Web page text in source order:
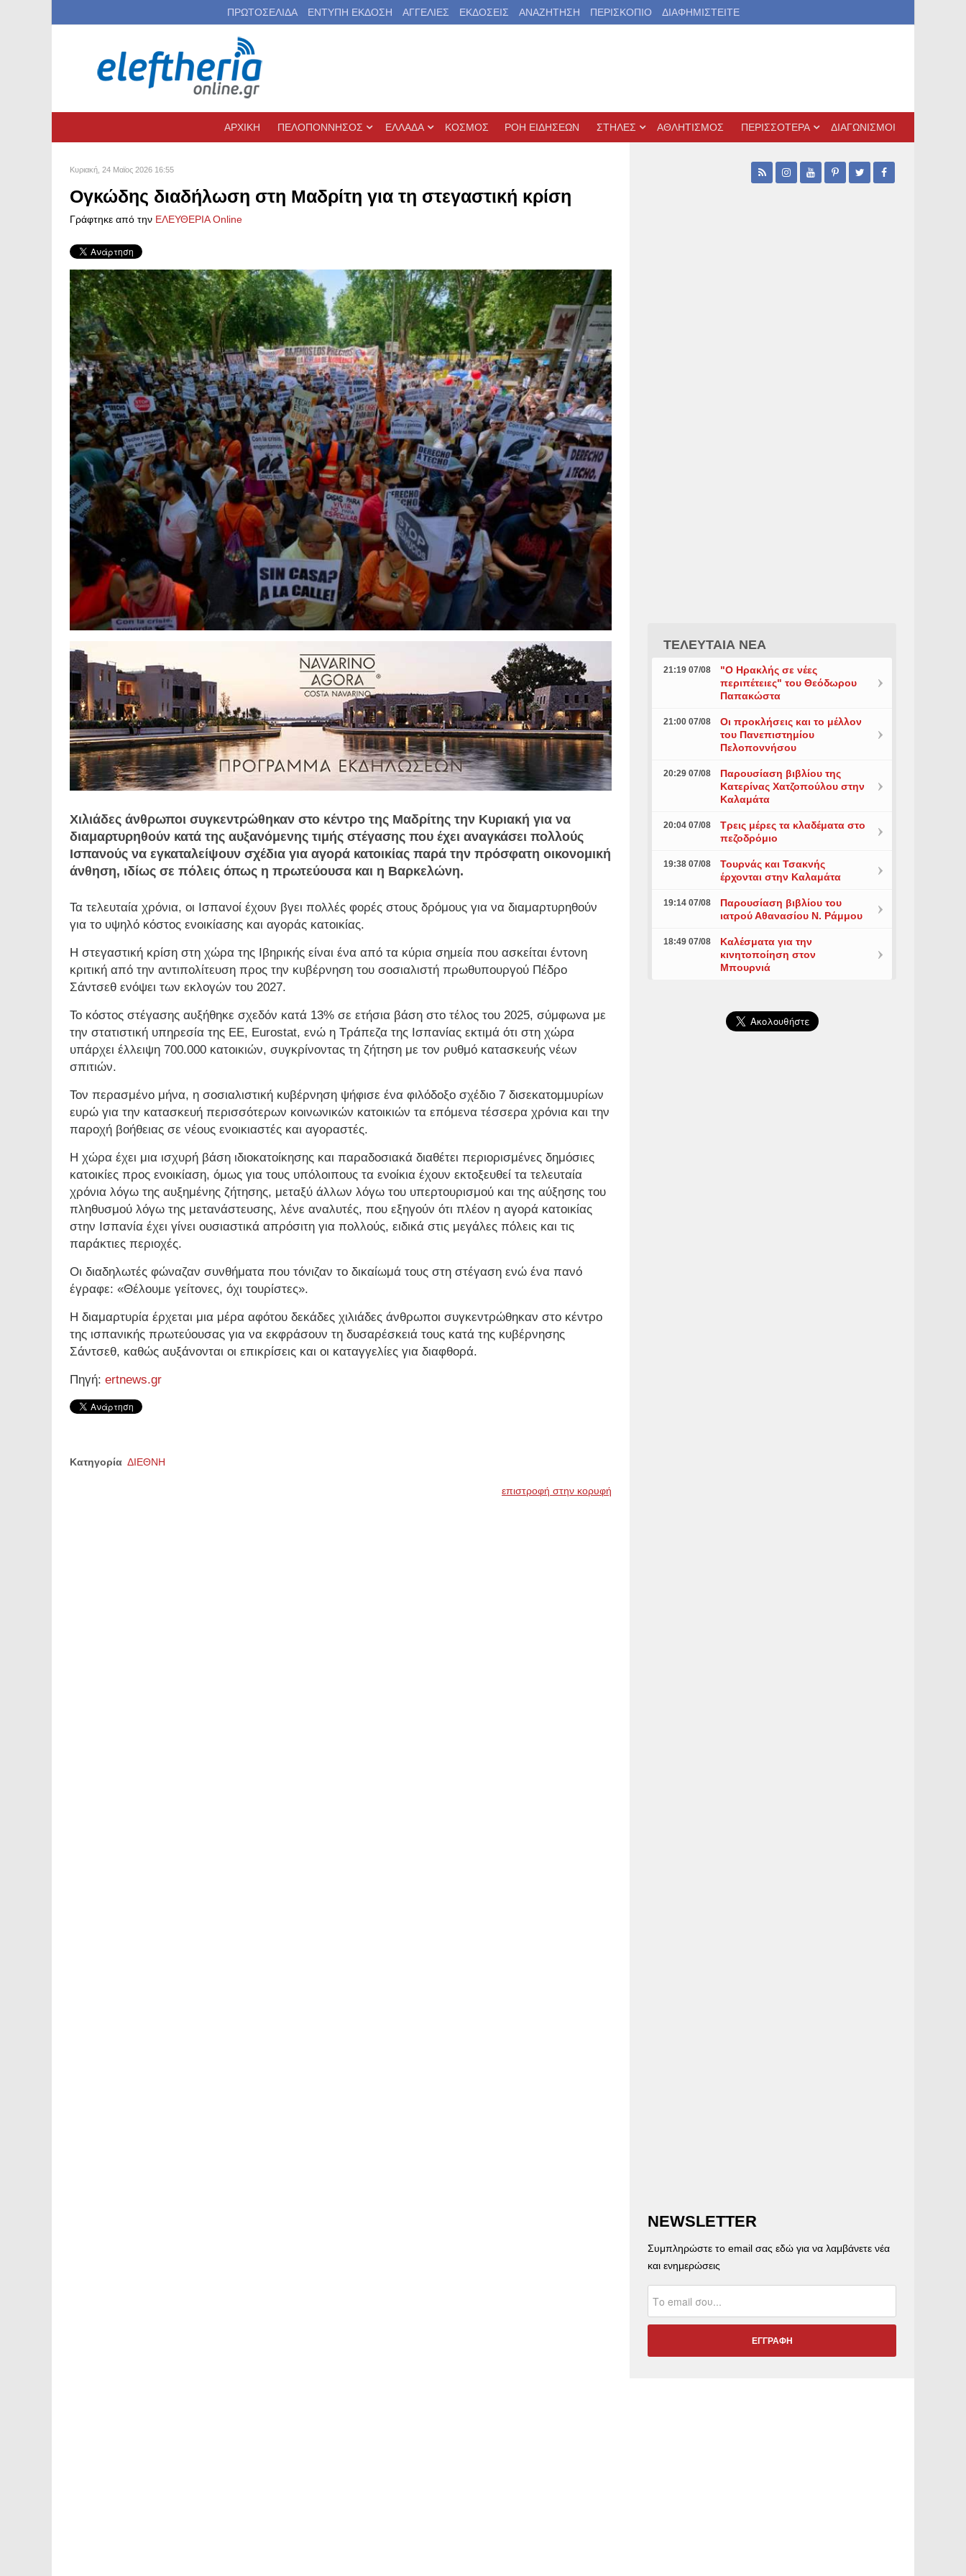
ΠΡΩΤΟΣΕΛΙΔΑ ΕΝΤΥΠΗ ΕΚΔΟΣΗ ΑΓΓΕΛΙΕΣ ΕΚΔΟΣΕΙΣ ΑΝΑΖΗΤΗΣΗ ΠΕΡΙΣΚΟΠΙΟ ΔΙΑΦΗΜΙΣΤΕΙΤΕ
ΑΡΧΙΚΗ ΠΕΛΟΠΟΝΝΗΣΟΣ ΕΛΛΑΔΑ ΚΟΣΜΟΣ ΡΟΗ ΕΙΔΗΣΕΩΝ ΣΤΗΛΕΣ ΑΘΛΗΤΙΣΜΟΣ ΠΕΡΙΣΣΟΤΕΡΑ ΔΙΑΓΩΝΙΣΜΟΙ
Κυριακή, 24 Μαϊος 2026 16:55
Ογκώδης διαδήλωση στη Μαδρίτη για τη στεγαστική κρίση
Γράφτηκε από την ΕΛΕΥΘΕΡΙΑ Online
Χιλιάδες άνθρωποι συγκεντρώθηκαν στο κέντρο της Μαδρίτης την Κυριακή για να
διαμαρτυρηθούν κατά της αυξανόμενης τιμής στέγασης που έχει αναγκάσει πολλούς
Ισπανούς να εγκαταλείψουν σχέδια για αγορά κατοικίας παρά την πρόσφατη οικονομική
άνθηση, ιδίως σε πόλεις όπως η πρωτεύουσα και η Βαρκελώνη.
Τα τελευταία χρόνια, οι Ισπανοί έχουν βγει πολλές φορές στους δρόμους για να διαμαρτυρηθούν
για το υψηλό κόστος ενοικίασης και αγοράς κατοικίας.
Η στεγαστική κρίση στη χώρα της Ιβηρικής είναι ένα από τα κύρια σημεία που ασκείται έντονη
κριτική από την αντιπολίτευση προς την κυβέρνηση του σοσιαλιστή πρωθυπουργού Πέδρο
Σάντσεθ ενόψει των εκλογών του 2027.
Το κόστος στέγασης αυξήθηκε σχεδόν κατά 13% σε ετήσια βάση στο τέλος του 2025, σύμφωνα με
την στατιστική υπηρεσία της ΕΕ, Eurostat, ενώ η Τράπεζα της Ισπανίας εκτιμά ότι στη χώρα
υπάρχει έλλειψη 700.000 κατοικιών, συγκρίνοντας τη ζήτηση με τον ρυθμό κατασκευής νέων
σπιτιών.
Τον περασμένο μήνα, η σοσιαλιστική κυβέρνηση ψήφισε ένα φιλόδοξο σχέδιο 7 δισεκατομμυρίων
ευρώ για την κατασκευή περισσότερων κοινωνικών κατοικιών τα επόμενα τέσσερα χρόνια και την
παροχή βοήθειας σε νέους ενοικιαστές και αγοραστές.
Η χώρα έχει μια ισχυρή βάση ιδιοκατοίκησης και παραδοσιακά διαθέτει περιορισμένες δημόσιες
κατοικίες προς ενοικίαση, όμως για τους υπόλοιπους τα ενοίκια έχουν εκτοξευθεί τα τελευταία
χρόνια λόγω της αυξημένης ζήτησης, μεταξύ άλλων λόγω του υπερτουρισμού και της αύξησης του
πληθυσμού λόγω της μετανάστευσης, λένε αναλυτές, που εξηγούν ότι πλέον η αγορά κατοικίας
στην Ισπανία έχει γίνει ουσιαστικά απρόσιτη για πολλούς, ειδικά στις μεγάλες πόλεις και τις
παράκτιες περιοχές.
Οι διαδηλωτές φώναζαν συνθήματα που τόνιζαν το δικαίωμά τους στη στέγαση ενώ ένα πανό
έγραφε: «Θέλουμε γείτονες, όχι τουρίστες».
Η διαμαρτυρία έρχεται μια μέρα αφότου δεκάδες χιλιάδες άνθρωποι συγκεντρώθηκαν στο κέντρο
της ισπανικής πρωτεύουσας για να εκφράσουν τη δυσαρέσκειά τους κατά της κυβέρνησης
Σάντσεθ, καθώς αυξάνονται οι επικρίσεις και οι καταγγελίες για διαφθορά.
Πηγή: ertnews.gr
Κατηγορία ΔΙΕΘΝΗ
επιστροφή στην κορυφή
ΤΕΛΕΥΤΑΙΑ ΝΕΑ
21:19 07/08
"Ο Ηρακλής σε νέες
περιπέτειες" του Θεόδωρου
Παπακώστα
21:00 07/08
Οι προκλήσεις και το μέλλον
του Πανεπιστημίου
Πελοποννήσου
20:29 07/08
Παρουσίαση βιβλίου της
Κατερίνας Χατζοπούλου στην
Καλαμάτα
20:04 07/08
Τρεις μέρες τα κλαδέματα στο
πεζοδρόμιο
19:38 07/08
Τουρνάς και Τσακνής
έρχονται στην Καλαμάτα
19:14 07/08
Παρουσίαση βιβλίου του
ιατρού Αθανασίου Ν. Ράμμου
18:49 07/08
Καλέσματα για την
κινητοποίηση στον
Μπουρνιά
NEWSLETTER
Συμπληρώστε το email σας εδώ για να λαμβάνετε νέα
και ενημερώσεις